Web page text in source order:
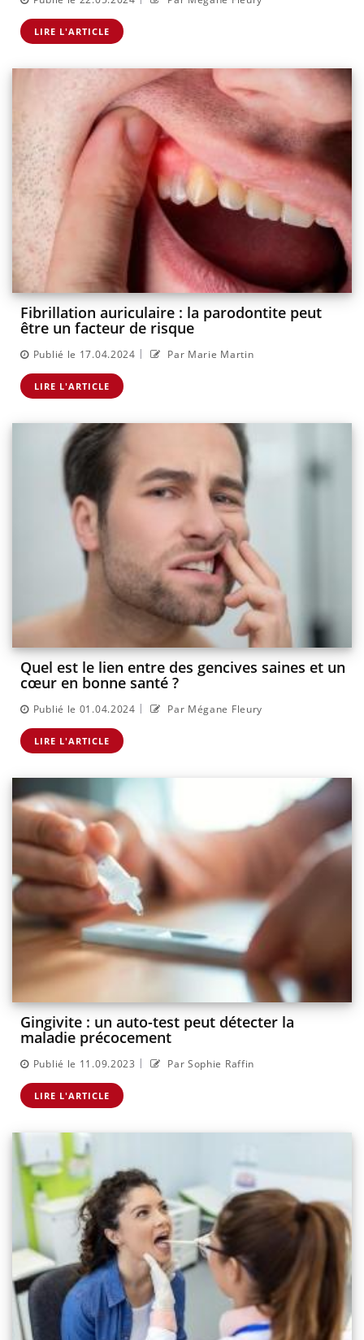
LIRE L'ARTICLE
Fibrillation auriculaire : la parodontite peut
être un facteur de risque
Publié le 17.04.2024 | Par Marie Martin
LIRE L'ARTICLE
Quel est le lien entre des gencives saines et un
cœur en bonne santé ?
Publié le 01.04.2024 | Par Mégane Fleury
LIRE L'ARTICLE
Gingivite : un auto-test peut détecter la
maladie précocement
Publié le 11.09.2023 | Par Sophie Raffin
LIRE L'ARTICLE